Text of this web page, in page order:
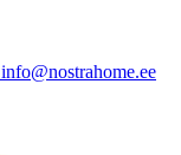
info@nostrahome.ee